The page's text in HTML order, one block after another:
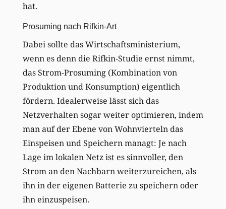
hat.
Prosuming nach Rifkin-Art
Dabei sollte das Wirtschaftsministerium,
wenn es denn die Rifkin-Studie ernst nimmt,
das Strom-Prosuming (Kombination von
Produktion und Konsumption) eigentlich
fördern. Idealerweise lässt sich das
Netzverhalten sogar weiter optimieren, indem
man auf der Ebene von Wohnvierteln das
Einspeisen und Speichern managt: Je nach
Lage im lokalen Netz ist es sinnvoller, den
Strom an den Nachbarn weiterzureichen, als
ihn in der eigenen Batterie zu speichern oder
ihn einzuspeisen.